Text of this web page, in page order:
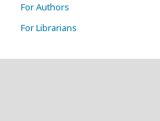
For Authors
For Librarians